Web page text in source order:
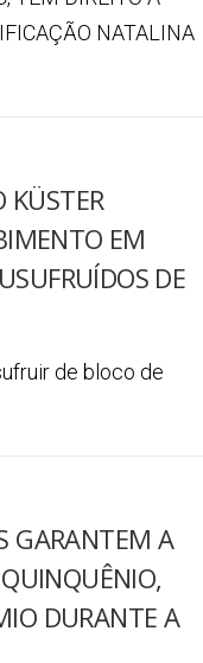
NATALINA
KÜSTER
EM
DE
de bloco de
GARANTEM A
DURANTE A